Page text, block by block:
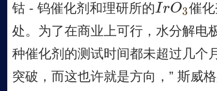
钴 - 钨催化剂和理研所的IrO3
IrO3
催
处。为了在商业上可行，水分解电
种催化剂的测试时间都未超过几个
突破，而这也许就是方向，” 斯威